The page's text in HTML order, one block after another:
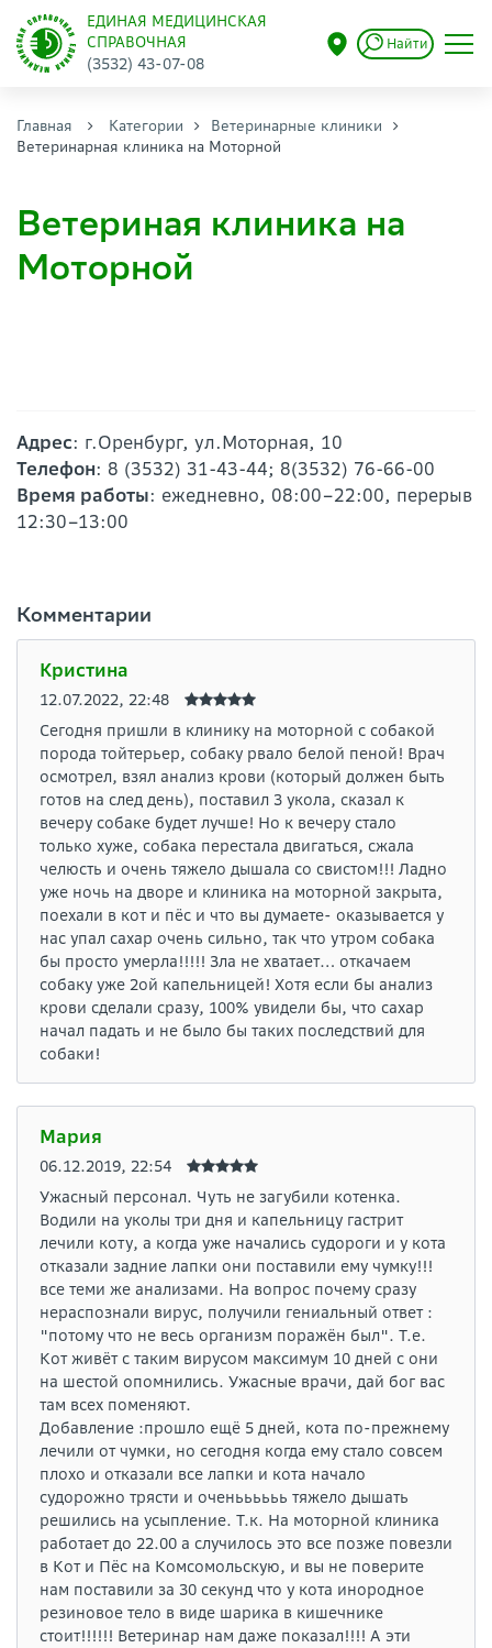
ЕДИНАЯ МЕДИЦИНСКАЯ
СПРАВОЧНАЯ
(3532) 43-07-08
Найти
Главная Категории
Ветеринарные клиники
Ветеринарная клиника на Моторной
Ветериная клиника на
Моторной
Адрес: г.Оренбург, ул.Моторная, 10
Телефон: 8 (3532) 31-43-44; 8(3532) 76-66-00
Время работы: ежедневно, 08:00–22:00, перерыв
12:30–13:00
Комментарии
Кристина
12.07.2022, 22:48
Сегодня пришли в клинику на моторной с собакой
порода тойтерьер, собаку рвало белой пеной! Врач
осмотрел, взял анализ крови (который должен быть
готов на след день), поставил 3 укола, сказал к
вечеру собаке будет лучше! Но к вечеру стало
только хуже, собака перестала двигаться, сжала
челюсть и очень тяжело дышала со свистом!!! Ладно
уже ночь на дворе и клиника на моторной закрыта,
поехали в кот и пёс и что вы думаете- оказывается у
нас упал сахар очень сильно, так что утром собака
бы просто умерла!!!!! Зла не хватает… откачаем
собаку уже 2ой капельницей! Хотя если бы анализ
крови сделали сразу, 100% увидели бы, что сахар
начал падать и не было бы таких последствий для
собаки!
Мария
06.12.2019, 22:54
Ужасный персонал. Чуть не загубили котенка.
Водили на уколы три дня и капельницу гастрит
лечили коту, а когда уже начались судороги и у кота
отказали задние лапки они поставили ему чумку!!!
все теми же анализами. На вопрос почему сразу
нераспознали вирус, получили гениальный ответ :
"потому что не весь организм поражён был". Т.е.
Кот живёт с таким вирусом максимум 10 дней с они
на шестой опомнились. Ужасные врачи, дай бог вас
там всех поменяют.
Добавление :прошло ещё 5 дней, кота по-прежнему
лечили от чумки, но сегодня когда ему стало совсем
плохо и отказали все лапки и кота начало
судорожно трясти и оченьььььь тяжело дышать
решились на усыпление. Т.к. На моторной клиника
работает до 22.00 а случилось это все позже повезли
в Кот и Пёс на Комсомольскую, и вы не поверите
нам поставили за 30 секунд что у кота инородное
резиновое тело в виде шарика в кишечнике
стоит!!!!!! Ветеринар нам даже показал!!!! А эти